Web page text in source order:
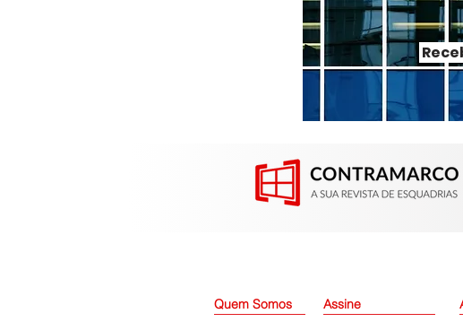
Construsul em Porto Alegre
Quem Somos Assine